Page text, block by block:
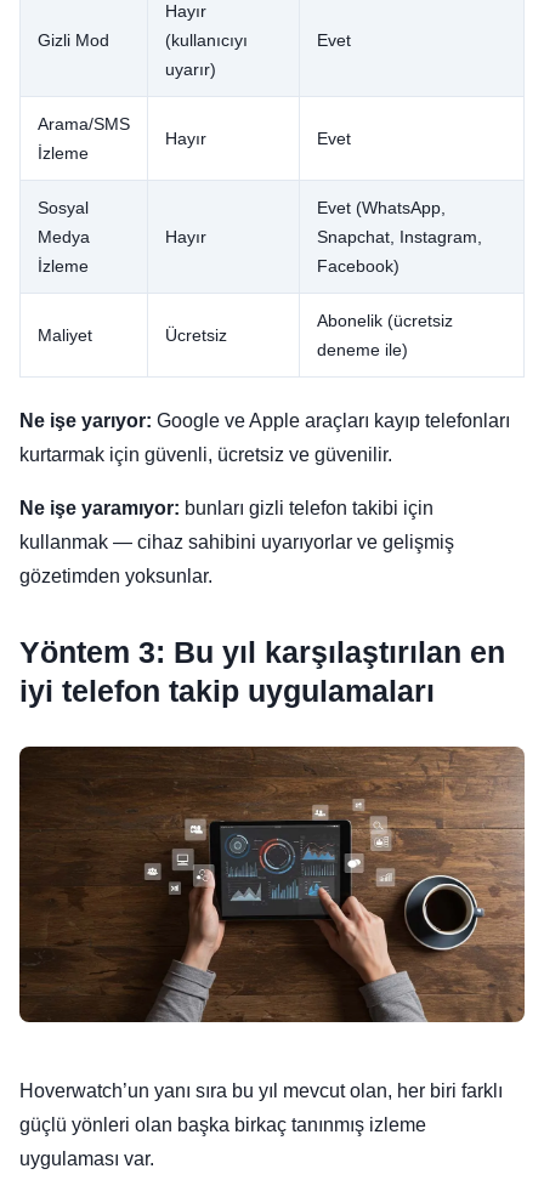
Gizli Mod
Hayır
(kullanıcıyı
uyarır)
Evet
Arama/SMS
İzleme
Hayır Evet
Sosyal
Medya
İzleme
Hayır
Evet (WhatsApp,
Snapchat, Instagram,
Facebook)
Maliyet Ücretsiz
Abonelik (ücretsiz
deneme ile)
Ne işe yarıyor: Google ve Apple araçları kayıp telefonları
kurtarmak için güvenli, ücretsiz ve güvenilir.
Ne işe yaramıyor: bunları gizli telefon takibi için
kullanmak — cihaz sahibini uyarıyorlar ve gelişmiş
gözetimden yoksunlar.
Yöntem 3: Bu yıl karşılaştırılan en
iyi telefon takip uygulamaları
Hoverwatch’un yanı sıra bu yıl mevcut olan, her biri farklı
güçlü yönleri olan başka birkaç tanınmış izleme
uygulaması var.